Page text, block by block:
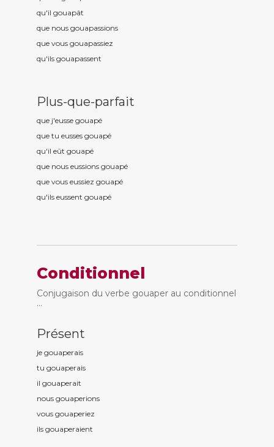
qu'il gouapât
que nous gouapassions
que vous gouapassiez
qu'ils gouapassent
Plus-que-parfait
que j'eusse gouapé
que tu eusses gouapé
qu'il eût gouapé
que nous eussions gouapé
que vous eussiez gouapé
qu'ils eussent gouapé
Conditionnel
Conjugaison du verbe gouaper au conditionnel
...
Présent
je gouaperais
tu gouaperais
il gouaperait
nous gouaperions
vous gouaperiez
ils gouaperaient